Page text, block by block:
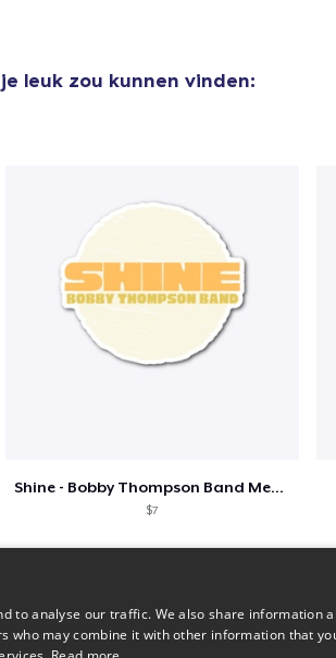
leuk zou kunnen vinden:
Shine - Bobby Thompson Band Merch
$7
to analyse our traffic. We also share information
who may combine it with other information that